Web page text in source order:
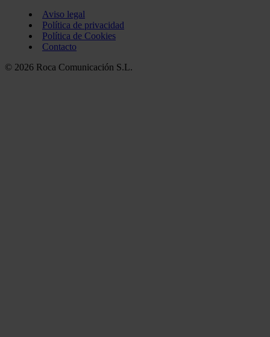
Aviso legal
Política de privacidad
Política de Cookies
Contacto
© 2026 Roca Comunicación S.L.